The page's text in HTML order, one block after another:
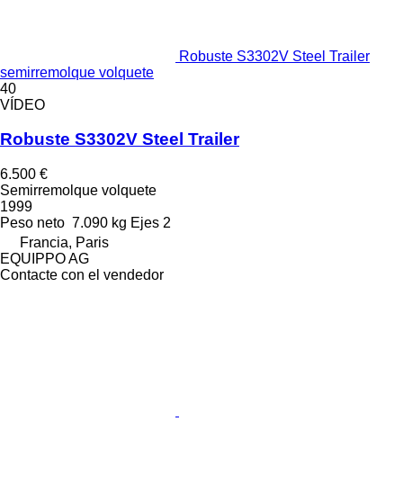
Robuste S3302V Steel Trailer
semirremolque volquete
40
VÍDEO
Robuste S3302V Steel Trailer
6.500 €
Semirremolque volquete
1999
Peso neto 7.090 kg Ejes 2
Francia, Paris
EQUIPPO AG
Contacte con el vendedor